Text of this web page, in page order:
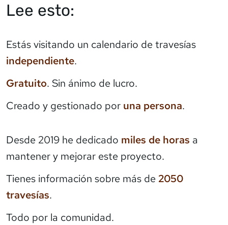
Lee esto:
Estás visitando un calendario de travesías
independiente.
Gratuito. Sin ánimo de lucro.
Creado y gestionado por una persona.
Desde 2019 he dedicado miles de horas a
mantener y mejorar este proyecto.
Tienes información sobre más de 2050
travesías.
Todo por la comunidad.